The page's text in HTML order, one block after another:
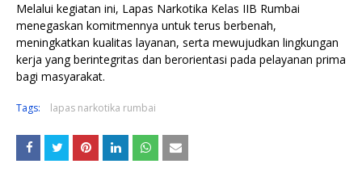
Melalui kegiatan ini, Lapas Narkotika Kelas IIB Rumbai
menegaskan komitmennya untuk terus berbenah,
meningkatkan kualitas layanan, serta mewujudkan lingkungan
kerja yang berintegritas dan berorientasi pada pelayanan prima
bagi masyarakat.
Tags: lapas narkotika rumbai